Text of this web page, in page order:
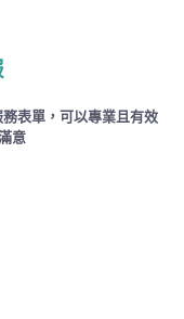
表單，可以專業且有效
意